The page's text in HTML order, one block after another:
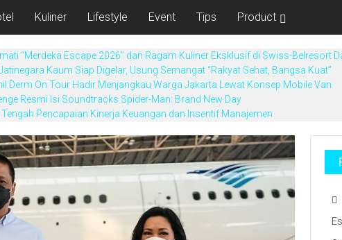
Kuliner Lifestyle Event Tips Product
“Merdeka Escape 2026” dan Ragam Kuliner Eksklusif di Swiss-Belresort
Kaum Siap Digelar, Usung Semangat “Rakyat Sehat, Bangsa Kuat”
Derm On Tour Hadir Menjangkau Warga Jakarta Lewat Konsep Mobile Van
Resmi Isi Soundtracks Spider-Man: Brand New Day
Pencapaian Kinerja Keuangan dan Insentif Manajemen